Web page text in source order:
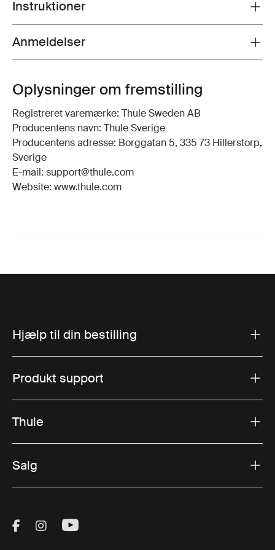
Toggle guides and instructions
Instruktioner
Toggle overview
Anmeldelser
Oplysninger om fremstilling
Registreret varemærke: Thule Sweden AB
Producentens navn: Thule Sverige
Producentens adresse: Borggatan 5, 335 73 Hillerstorp,
Sverige
E-mail: support@thule.com
Website: www.thule.com
Hjælp til din bestilling
Produkt support
Thule
Salg
Visit Thule on Facebook (external link)
Visit Thule on Instagram (external link)
Visit Thule on Youtube (external